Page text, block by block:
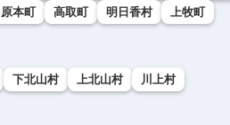
本町 高取町 明日香村
上牧町
下北山村 上北山村
川上村